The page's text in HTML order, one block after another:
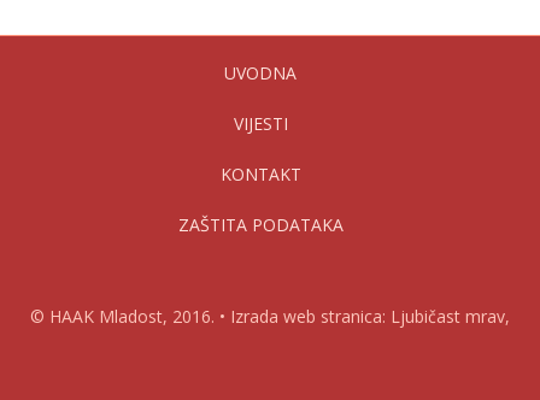
UVODNA
VIJESTI
KONTAKT
ZAŠTITA PODATAKA
© HAAK Mladost, 2016. • Izrada web stranica: Ljubičast mrav,